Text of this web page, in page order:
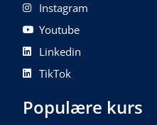
Instagram
Youtube
Linkedin
TikTok
Populære kurs